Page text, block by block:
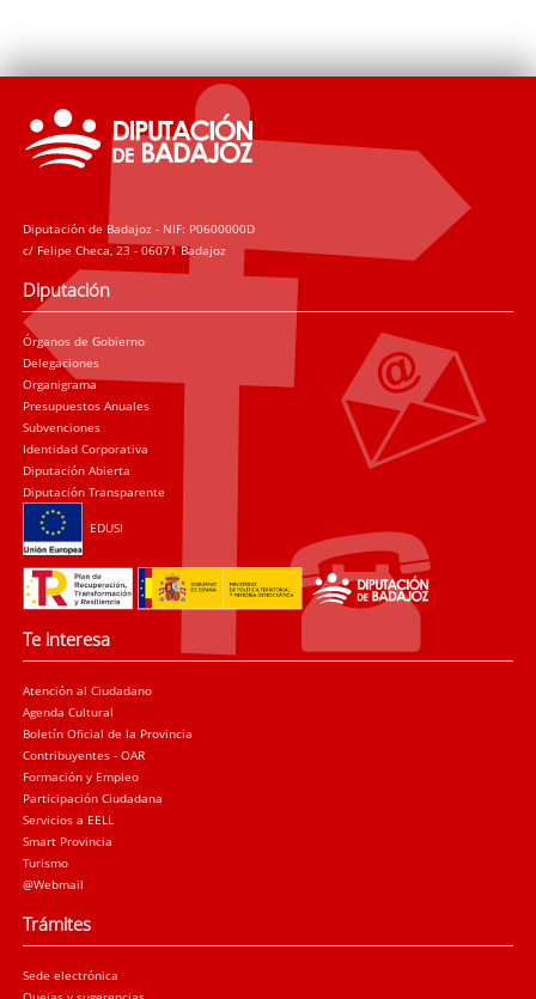
Diputación de Badajoz - NIF: P0600000D
c/ Felipe Checa, 23 - 06071 Badajoz
Diputación
Órganos de Gobierno
Delegaciones
Organigrama
Presupuestos Anuales
Subvenciones
Identidad Corporativa
Diputación Abierta
Diputación Transparente
EDUSI
Te interesa
Atención al Ciudadano
Agenda Cultural
Boletín Oficial de la Provincia
Contribuyentes - OAR
Formación y Empleo
Participación Ciudadana
Servicios a EELL
Smart Provincia
Turismo
@Webmail
Trámites
Sede electrónica